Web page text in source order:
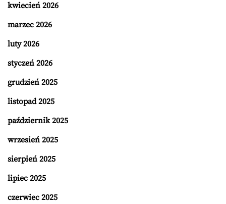
kwiecień 2026
marzec 2026
luty 2026
styczeń 2026
grudzień 2025
listopad 2025
październik 2025
wrzesień 2025
sierpień 2025
lipiec 2025
czerwiec 2025